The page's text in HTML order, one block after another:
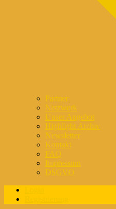
Partner
Netzwerk
Unser Angebot
Highlight Archiv
Newsletter
Kontakt
FAQ
Impressum
DSGVO